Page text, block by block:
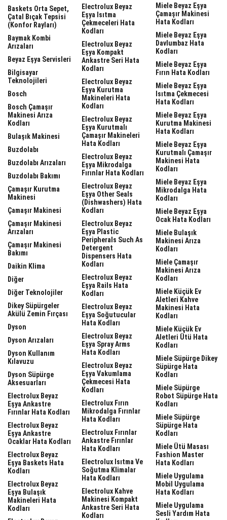
Baskets Orta Sepet,
Çatal Bıçak Tepsisi
(Konfor Rayları)
Baymak Kombi
Arızaları
Beyaz Eşya Servisleri
Bilgisayar
Teknolojileri
Bosch
Bosch Çamaşır
Makinesi Arıza
Kodları
Bulaşık Makinesi
Buzdolabı
Buzdolabı Arızaları
Buzdolabı Bakımı
Çamaşır Kurutma
Makinesi
Çamaşır Makinesi
Çamaşır Makinesi
Arızaları
Çamaşır Makinesi
Bakımı
Daikin Klima
Diğer
Diğer Teknolojiler
Dikey Süpürgeler
Akülü Zemin Fırçası
Dyson
Dyson Arızaları
Dyson Kullanım
Kılavuzu
Dyson Süpürge
Aksesuarları
Electrolux Beyaz
Eşya Ankastre
Fırınlar Hata Kodları
Electrolux Beyaz
Eşya Ankastre
Ocaklar Hata Kodları
Electrolux Beyaz
Eşya Baskets Hata
Kodları
Electrolux Beyaz
Eşya Bulaşık
Makineleri Hata
Kodları
Electrolux Beyaz
Eşya Isıtma
Çekmeceleri Hata
Kodları
Electrolux Beyaz
Eşya Kompakt
Ankastre Seri Hata
Kodları
Electrolux Beyaz
Eşya Kurutma
Makineleri Hata
Kodları
Electrolux Beyaz
Eşya Kurutmalı
Çamaşır Makineleri
Hata Kodları
Electrolux Beyaz
Eşya Mikrodalga
Fırınlar Hata Kodları
Electrolux Beyaz
Eşya Other Seals
(dishwashers) Hata
Kodları
Electrolux Beyaz
Eşya Plastic
Peripherals Such As
Detergent
Dispensers Hata
Kodları
Electrolux Beyaz
Eşya Rails Hata
Kodları
Electrolux Beyaz
Eşya Soğutucular
Hata Kodları
Electrolux Beyaz
Eşya Spray Arms
Hata Kodları
Electrolux Beyaz
Eşya Vakumlama
Çekmecesi Hata
Kodları
Electrolux Fırın
Mikrodalga Fırınlar
Hata Kodları
Electrolux Fırınlar
Ankastre Fırınlar
Hata Kodları
Electrolux Isıtma Ve
Soğutma Klimalar
Hata Kodları
Electrolux Kahve
Makinesi Kompakt
Ankastre Seri Hata
Kodları
Miele Beyaz Eşya
Çamaşır Makinesi
Hata Kodları
Miele Beyaz Eşya
Davlumbaz Hata
Kodları
Miele Beyaz Eşya
Fırın Hata Kodları
Miele Beyaz Eşya
Isıtma Çekmecesi
Hata Kodları
Miele Beyaz Eşya
Kurutma Makinesi
Hata Kodları
Miele Beyaz Eşya
Kurutmalı Çamaşır
Makinesi Hata
Kodları
Miele Beyaz Eşya
Mikrodalga Hata
Kodları
Miele Beyaz Eşya
Ocak Hata Kodları
Miele Bulaşık
Makinesi Arıza
Kodları
Miele Çamaşır
Makinesi Arıza
Kodları
Miele Küçük Ev
Aletleri Kahve
Makinesi Hata
Kodları
Miele Küçük Ev
Aletleri Ütü Hata
Kodları
Miele Süpürge Dikey
Süpürge Hata
Kodları
Miele Süpürge
Robot Süpürge Hata
Kodları
Miele Süpürge
Süpürge Hata
Kodları
Miele Ütü Masası
Fashion Master
Hata Kodları
Miele Uygulama
Mobil Uygulama
Hata Kodları
Miele Uygulama
Sesli Yardım Hata